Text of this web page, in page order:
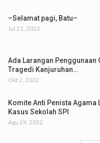
–Selamat pagi, Batu–
Jul 21, 2022
Ada Larangan Penggunaan
Tragedi Kanjuruhan…
Okt 2, 2022
Komite Anti Penista Agama
Kasus Sekolah SPI
Agu 29, 2022